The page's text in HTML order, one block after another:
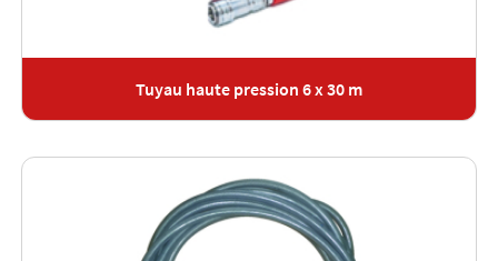
Tuyau haute pression 6 x 30 m